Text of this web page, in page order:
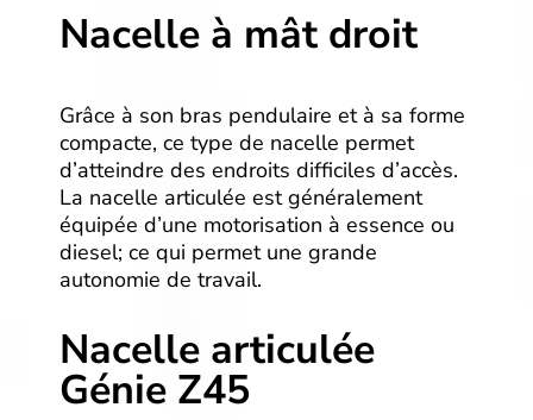
Nacelle à mât droit
Grâce à son bras pendulaire et à sa forme
compacte, ce type de nacelle permet
d’atteindre des endroits difficiles d’accès.
La nacelle articulée est généralement
équipée d’une motorisation à essence ou
diesel; ce qui permet une grande
autonomie de travail.
Nacelle articulée
Génie Z45